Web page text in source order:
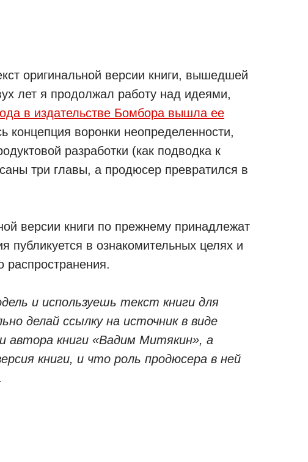
оригинальной версии книги, вышедшей
лет я продолжал работу над идеями,
в издательстве Бомбора вышла ее
концепция воронки неопределенности,
разработки (как подводка к
три главы, а продюсер превратился в
версии книги по прежнему принадлежат
в ознакомительных целях и
распространения.
и используешь текст книги для
делай ссылку на источник в виде
автора книги «Вадим Митякин», а
книги, и что роль продюсера в ней